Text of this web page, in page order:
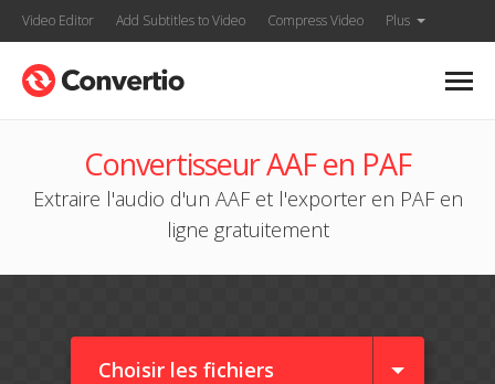
Video Editor Add Subtitles to Video Compress Video Plus
Convertisseur AAF en PAF
Extraire l'audio d'un AAF et l'exporter en PAF en
ligne gratuitement
Choisir les fichiers